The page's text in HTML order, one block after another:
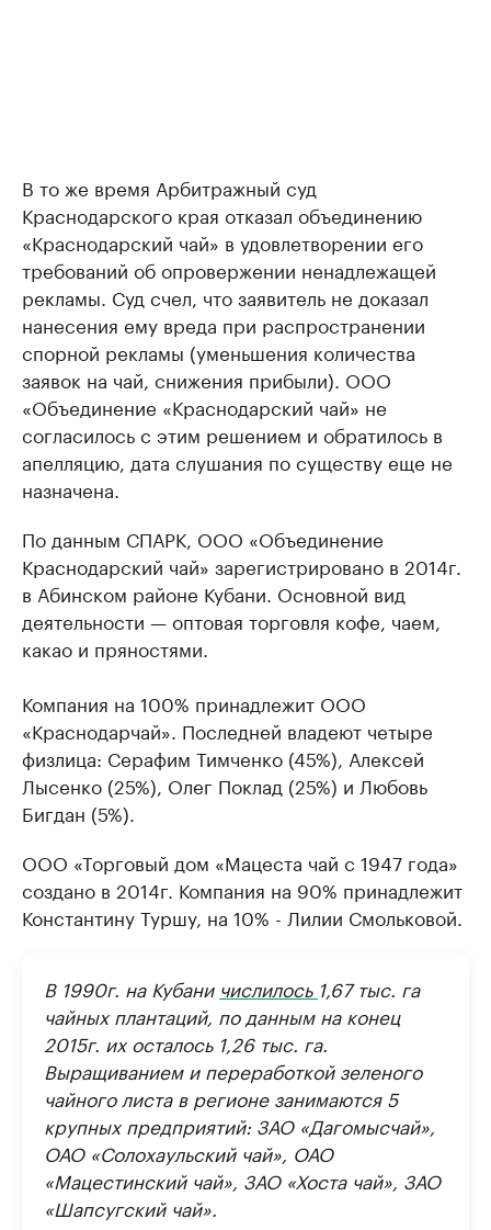
В то же время Арбитражный суд
Краснодарского края отказал объединению
«Краснодарский чай» в удовлетворении его
требований об опровержении ненадлежащей
рекламы. Суд счел, что заявитель не доказал
нанесения ему вреда при распространении
спорной рекламы (уменьшения количества
заявок на чай, снижения прибыли). ООО
«Объединение «Краснодарский чай» не
согласилось с этим решением и обратилось в
апелляцию, дата слушания по существу еще не
назначена.
По данным СПАРК, ООО «Объединение
Краснодарский чай» зарегистрировано в 2014г.
в Абинском районе Кубани. Основной вид
деятельности — оптовая торговля кофе, чаем,
какао и пряностями.
Компания на 100% принадлежит ООО
«Краснодарчай». Последней владеют четыре
физлица: Серафим Тимченко (45%), Алексей
Лысенко (25%), Олег Поклад (25%) и Любовь
Бигдан (5%).
ООО «Торговый дом «Мацеста чай с 1947 года»
создано в 2014г. Компания на 90% принадлежит
Константину Туршу, на 10% - Лилии Смольковой.
В 1990г. на Кубани числилось 1,67 тыс. га
чайных плантаций, по данным на конец
2015г. их осталось 1,26 тыс. га.
Выращиванием и переработкой зеленого
чайного листа в регионе занимаются 5
крупных предприятий: ЗАО «Дагомысчай»,
ОАО «Солохаульский чай», ОАО
«Мацестинский чай», ЗАО «Хоста чай», ЗАО
«Шапсугский чай».